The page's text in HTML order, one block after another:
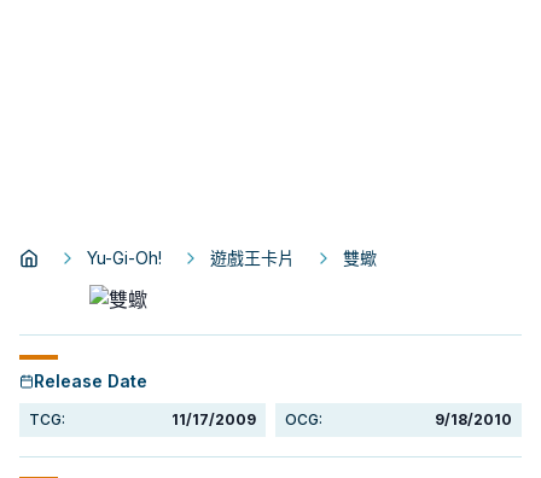
Yu-Gi-Oh! 遊戲王卡片 雙蠍
Release Date
TCG: 11/17/2009 OCG: 9/18/2010